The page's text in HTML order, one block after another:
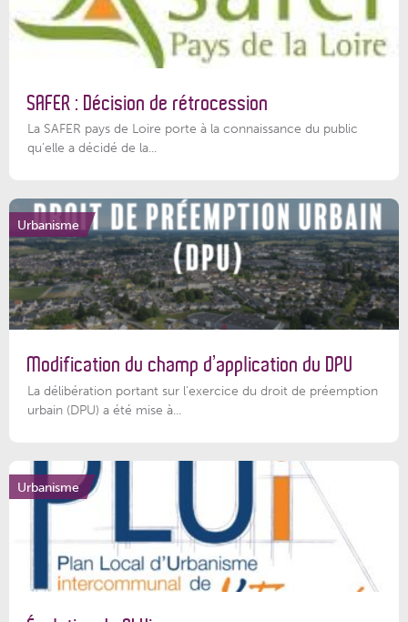
SAFER : Décision de rétrocession
La SAFER pays de Loire porte à la connaissance du public
qu’elle a décidé de la...
Urbanisme
Modification du champ d’application du DPU
La délibération portant sur l’exercice du droit de préemption
urbain (DPU) a été mise à...
Urbanisme